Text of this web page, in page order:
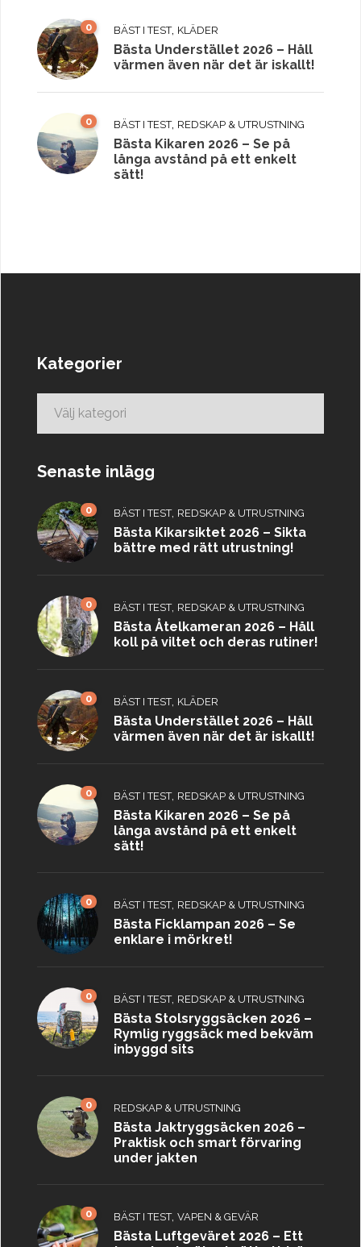
0 BÄST I TEST, KLÄDER
Bästa Understället 2026 – Håll
värmen även när det är iskallt!
0 BÄST I TEST, REDSKAP & UTRUSTNING
Bästa Kikaren 2026 – Se på
långa avstånd på ett enkelt
sätt!
Kategorier
Senaste inlägg
0 BÄST I TEST, REDSKAP & UTRUSTNING
Bästa Kikarsiktet 2026 – Sikta
bättre med rätt utrustning!
0 BÄST I TEST, REDSKAP & UTRUSTNING
Bästa Åtelkameran 2026 – Håll
koll på viltet och deras rutiner!
0 BÄST I TEST, KLÄDER
Bästa Understället 2026 – Håll
värmen även när det är iskallt!
0 BÄST I TEST, REDSKAP & UTRUSTNING
Bästa Kikaren 2026 – Se på
långa avstånd på ett enkelt
sätt!
0 BÄST I TEST, REDSKAP & UTRUSTNING
Bästa Ficklampan 2026 – Se
enklare i mörkret!
0 BÄST I TEST, REDSKAP & UTRUSTNING
Bästa Stolsryggsäcken 2026 –
Rymlig ryggsäck med bekväm
inbyggd sits
0 REDSKAP & UTRUSTNING
Bästa Jaktryggsäcken 2026 –
Praktisk och smart förvaring
under jakten
0 BÄST I TEST, VAPEN & GEVÄR
Bästa Luftgeväret 2026 – Ett